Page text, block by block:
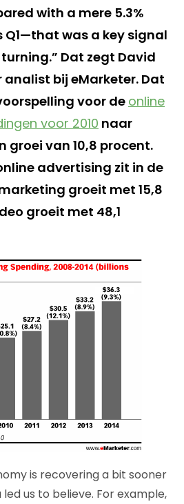
with a mere 5.3%
Q1—that was a key signal
Dat zegt David
analist bij eMarketer. Dat
voor de online
voor 2010 naar
groei van 10,8 procent.
advertising zit in de
groeit met 15,8
groeit met 48,1
is recovering a bit sooner
us to believe. For example,